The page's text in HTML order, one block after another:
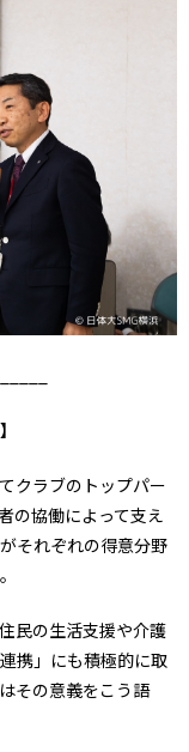
クラブのトップパー
の協働によって支え
それぞれの得意分野
民の生活支援や介護
携」にも積極的に取
その意義をこう語